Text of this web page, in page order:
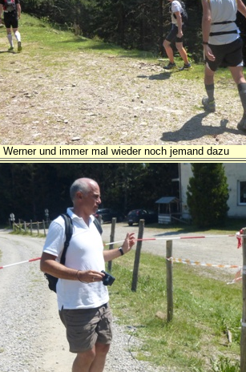
und immer mal wieder noch jemand dazu